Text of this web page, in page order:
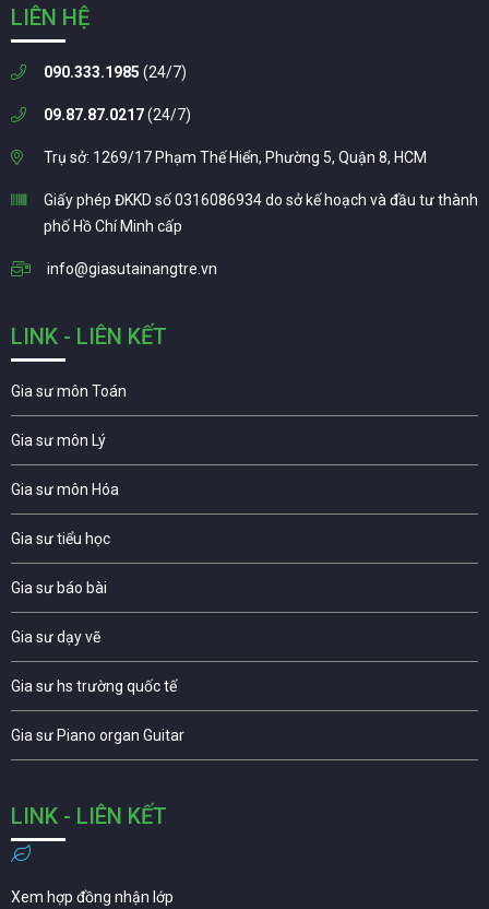
LIÊN HỆ
090.333.1985 (24/7)
09.87.87.0217(24/7)
Trụ sở: 1269/17 Phạm Thế Hiển, Phường 5, Quận 8, HCM
Giấy phép ĐKKD số 0316086934 do sở kế hoạch và đầu tư thành
phố Hồ Chí Minh cấp
info@giasutainangtre.vn
LINK - LIÊN KẾT
Gia sư môn Toán
Gia sư môn Lý
Gia sư môn Hóa
Gia sư tiểu học
Gia sư báo bài
Gia sư dạy vẽ
Gia sư hs trường quốc tế
Gia sư Piano organ Guitar
LINK - LIÊN KẾT
Xem hợp đồng nhận lớp